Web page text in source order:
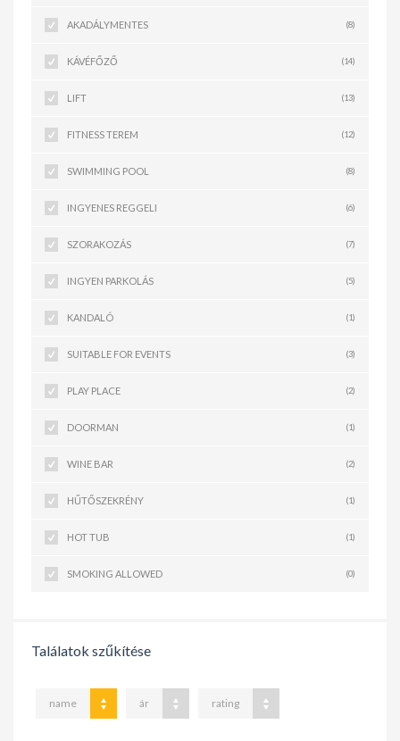
AKADÁLYMENTES (8)
KÁVÉFŐZŐ (14)
LIFT (13)
FITNESS TEREM (12)
SWIMMING POOL (8)
INGYENES REGGELI (6)
SZORAKOZÁS (7)
INGYEN PARKOLÁS (5)
KANDALÓ (1)
SUITABLE FOR EVENTS (3)
PLAY PLACE (2)
DOORMAN (1)
WINE BAR (2)
HŰTŐSZEKRÉNY (1)
HOT TUB (1)
SMOKING ALLOWED (0)
Találatok szűkítése
name ár rating